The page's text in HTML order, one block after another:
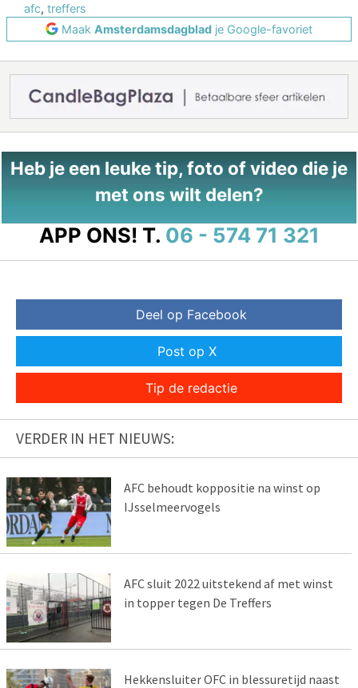
afc, treffers
Maak Amsterdamsdagblad je Google-favoriet
Heb je een leuke tip, foto of video die je
met ons wilt delen?
APP ONS! T. 06 - 574 71 321
Deel op Facebook
Post op X
Tip de redactie
VERDER IN HET NIEUWS:
AFC behoudt koppositie na winst op
IJsselmeervogels
AFC sluit 2022 uitstekend af met winst
in topper tegen De Treffers
Hekkensluiter OFC in blessuretijd naast